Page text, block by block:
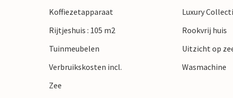
Koffiezetapparaat
Luxury
Rijtjeshuis : 105 m2
Rookvrij huis
Tuinmeubelen
Uitzicht op
Verbruikskosten incl.
Wasmachine
Zee